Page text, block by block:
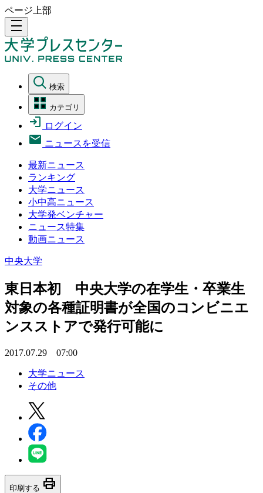
ページ上部
density_medium
検索
カテゴリ
ログイン
ニュースを受信
最新ニュース
ランキング
大学ニュース
小中高ニュース
大学発ベンチャー
ニュース特集
動画ニュース
中央大学
東日本初 中央大学の在学生・卒業生
対象の各種証明書が全国のコンビニエ
ンスストアで発行可能に
2017.07.29 07:00
大学ニュース
その他
印刷する print